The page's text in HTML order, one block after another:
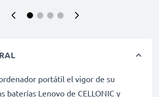
portátil el vigor de su
baterías Lenovo de CELLONIC y